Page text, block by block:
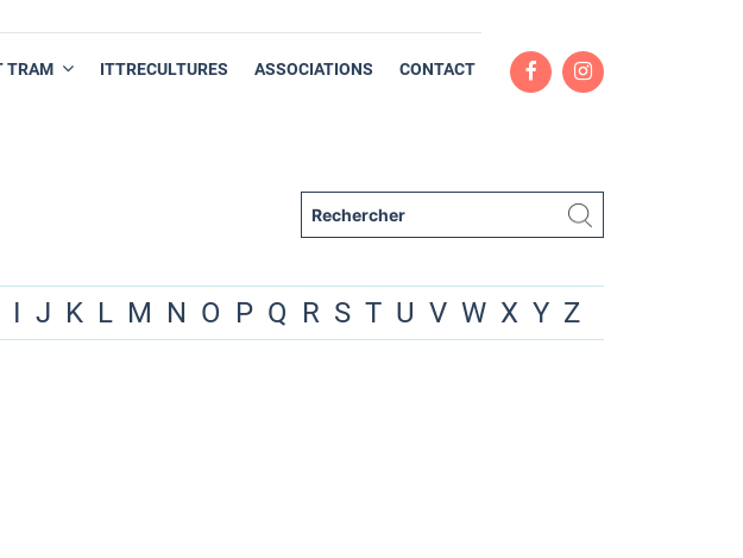
TRAM ITTRECULTURES ASSOCIATIONS CONTACT
I J K L M N O P Q R S T U V W X Y Z